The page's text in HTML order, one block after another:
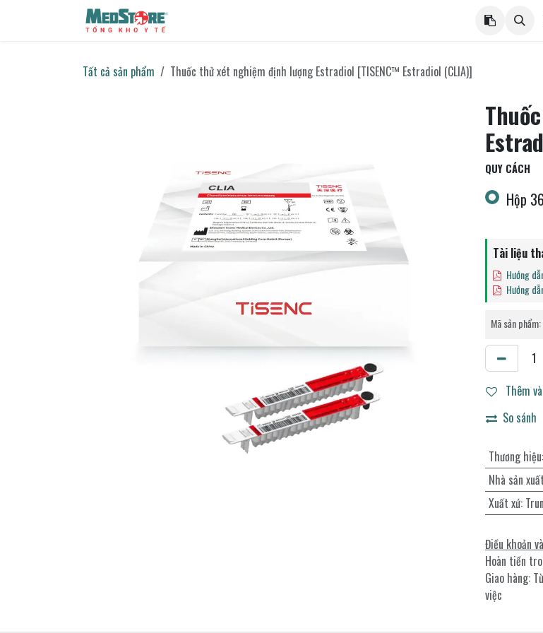
Bỏ qua để đến Nội dung
Tất cả sản phẩm Thuốc thử xét nghiệm định lượng Estradiol [TISENC™ Estradiol (CLIA)]
QUY CÁCH
Hộp 36
Tài liệu
Hướng
Hướng
Mã sản phẩm:
Thêm
So sánh
Thương hiệu:
Nhà sản xuất
Xuất xứ:
Điều khoản
Hoàn tiền
Giao hàng:
việc